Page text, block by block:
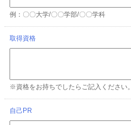
例：〇〇大学/〇〇学部/〇〇学科
取得資格
※資格をお持ちでしたらご記入ください。
自己PR